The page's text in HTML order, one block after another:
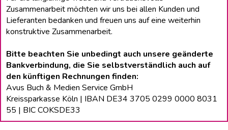
Zusammenarbeit möchten wir uns bei allen Kunden und
Lieferanten bedanken und freuen uns auf eine weiterhin
konstruktive Zusammenarbeit.
Bitte beachten Sie unbedingt auch unsere geänderte
Bankverbindung, die Sie selbstverständlich auch auf
den künftigen Rechnungen finden:
Avus Buch & Medien Service GmbH
Kreissparkasse Köln | IBAN DE34 3705 0299 0000 8031
55 | BIC COKSDE33